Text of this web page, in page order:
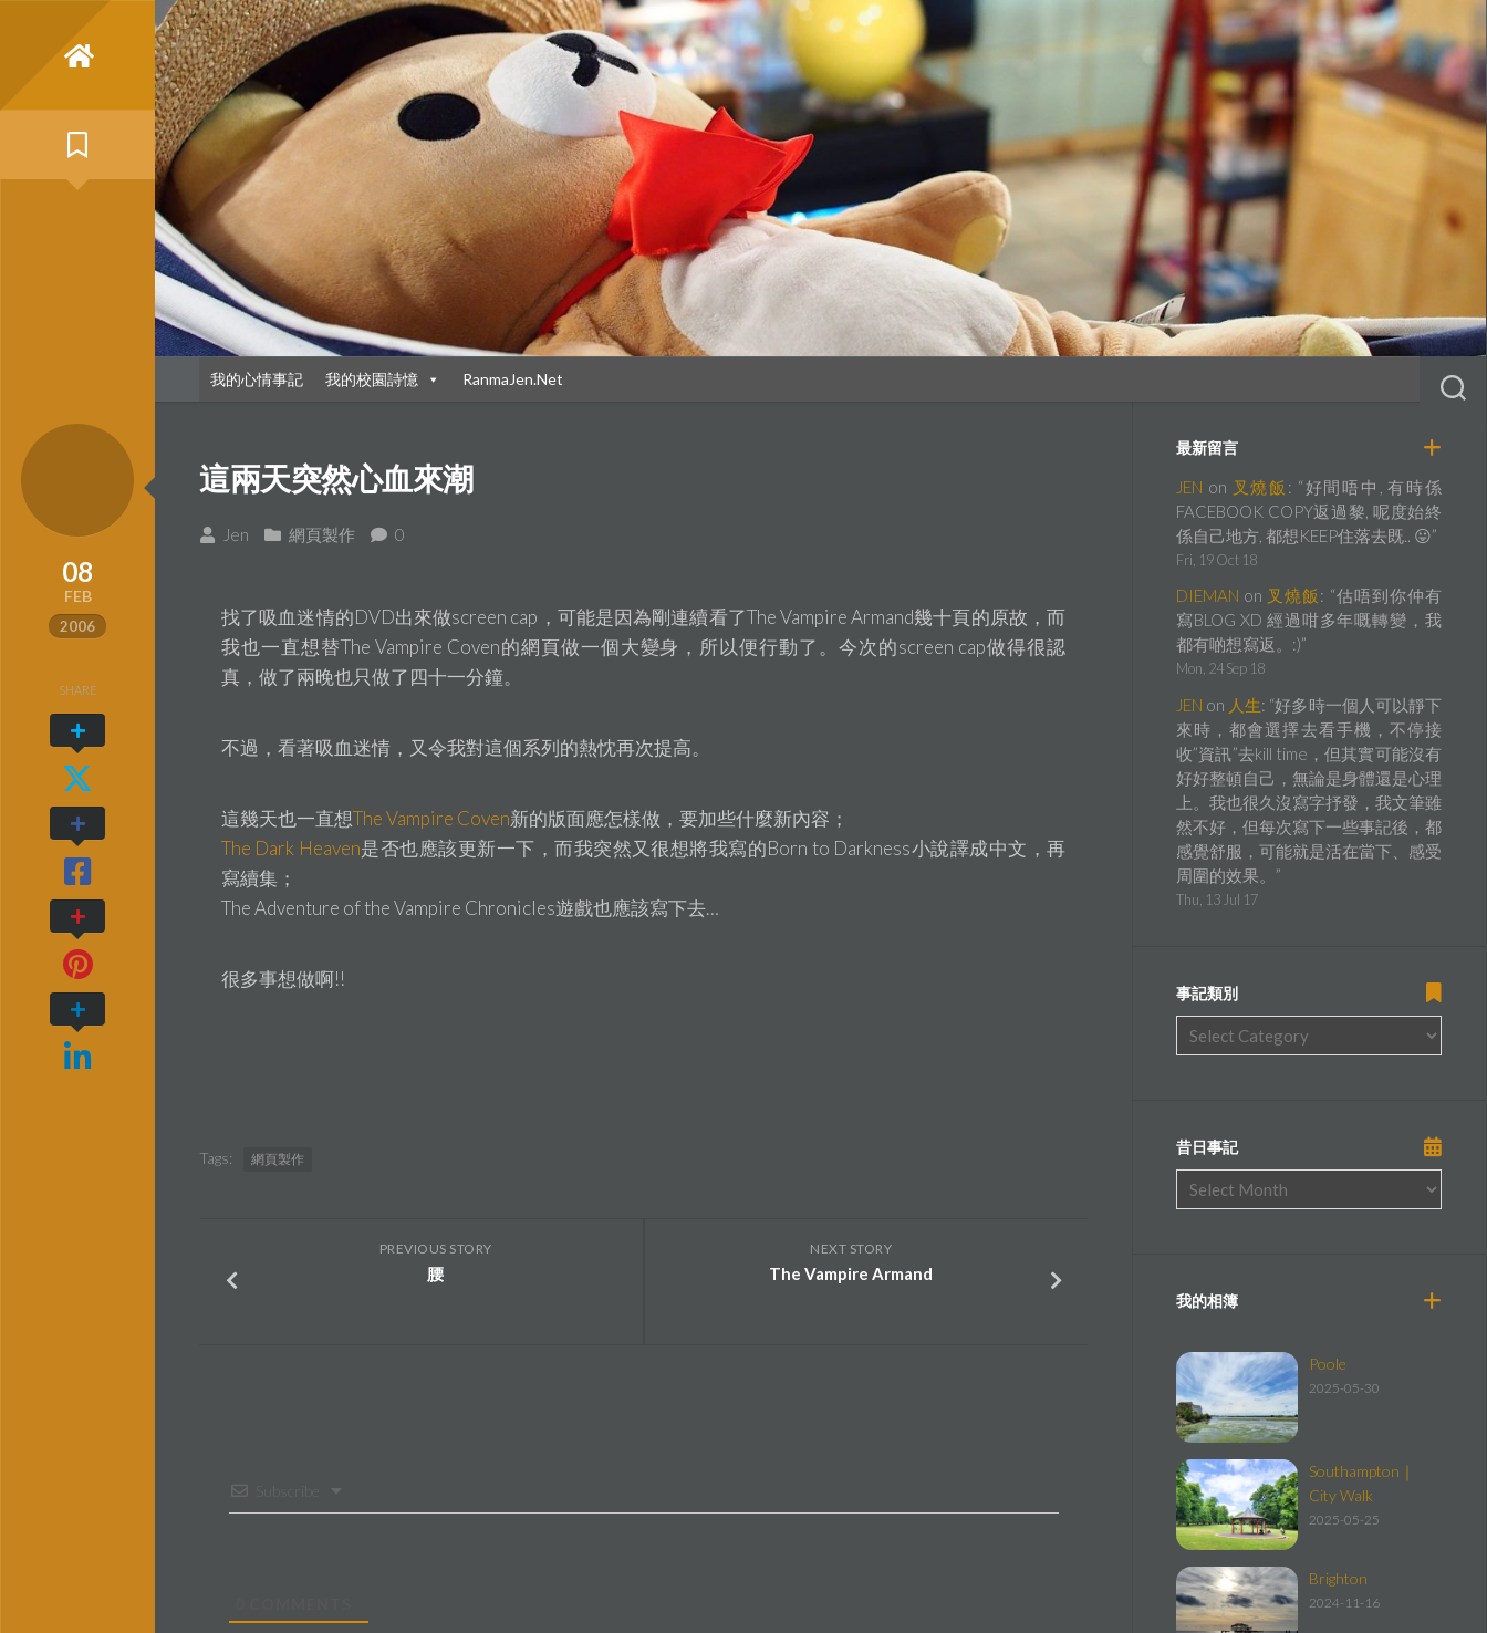
我的心情事記 我的校園詩憶 RanmaJen.Net
08
FEB
2006
這兩天突然心血來潮
Jen 網頁製作 0
找了吸血迷情的DVD出來做screen cap，可能是因為剛連續看了The Vampire Armand幾十頁的原故，而
我也一直想替The Vampire Coven的網頁做一個大變身，所以便行動了。今次的screen cap做得很認
真，做了兩晚也只做了四十一分鐘。
不過，看著吸血迷情，又令我對這個系列的熱忱再次提高。
這幾天也一直想The Vampire Coven新的版面應怎樣做，要加些什麼新內容；
The Dark Heaven是否也應該更新一下，而我突然又很想將我寫的Born to Darkness小說譯成中文，再
寫續集；
The Adventure of the Vampire Chronicles遊戲也應該寫下去…
很多事想做啊!!
Tags: 網頁製作
SHARE
NEXT STORY
The Vampire Armand
PREVIOUS STORY
腰
最新留言
JEN on 叉燒飯 : “好間唔中, 有時係
FACEBOOK COPY返過黎, 呢度始終
係自己地方, 都想KEEP住落去既.. 😛”
Fri, 19 Oct 18
DIEMAN on 叉燒飯 : “估唔到你仲有
寫BLOG XD 經過咁多年嘅轉變，我
都有啲想寫返。:)”
Mon, 24 Sep 18
JEN on 人生: “好多時一個人可以靜下
來時，都會選擇去看手機，不停接
收”資訊”去kill time，但其實可能沒有
好好整頓自己，無論是身體還是心理
上。我也很久沒寫字抒發，我文筆雖
然不好，但每次寫下一些事記後，都
感覺舒服，可能就是活在當下、感受
周圍的效果。 ”
Thu, 13 Jul 17
事記類別
昔日事記
我的相簿
Poole
2025-05-30
Southampton｜
City Walk
2025-05-25
Brighton
2024-11-16